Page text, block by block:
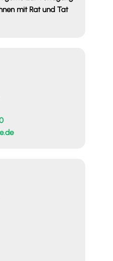
mit Rat und Tat